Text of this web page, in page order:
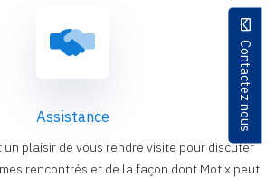
Contactez nous
Assistance
un plaisir de vous rendre visite pour discuter
rencontrés et de la façon dont Motix peut